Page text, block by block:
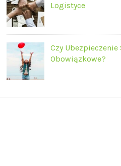
Logistyce
Czy Ubezpieczenie
Obowiązkowe?